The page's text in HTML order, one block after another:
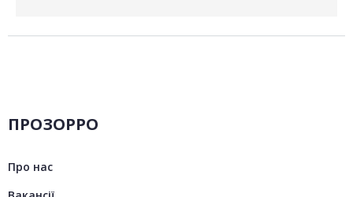
ПРОЗОРРО
Про нас